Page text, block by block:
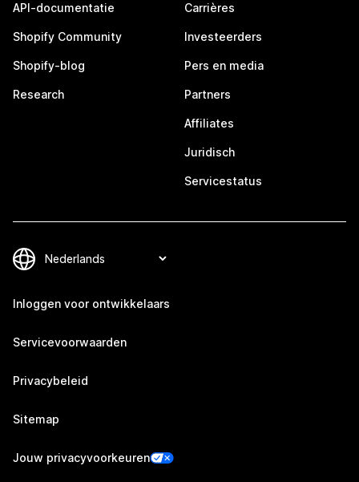
API-documentatie
Shopify Community
Shopify-blog
Research
Carrières
Investeerders
Pers en media
Partners
Affiliates
Juridisch
Servicestatus
Inloggen voor ontwikkelaars
Servicevoorwaarden
Privacybeleid
Sitemap
Jouw privacyvoorkeuren